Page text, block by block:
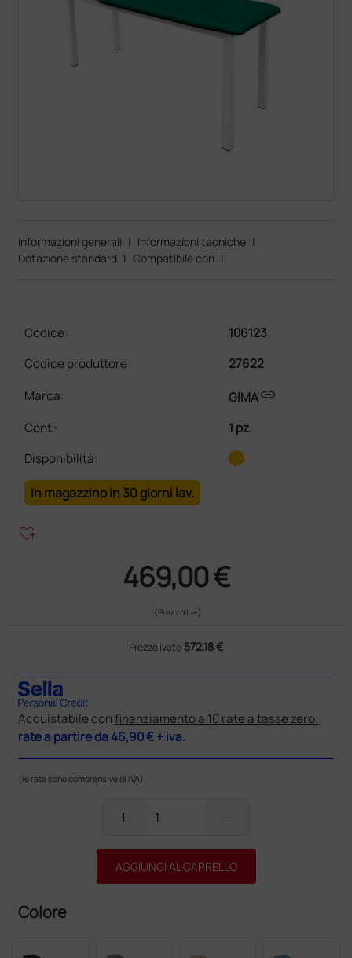
Informazioni generali | Informazioni tecniche |
Dotazione standard | Compatibile con |
Codice:
106123
Codice produttore
27622
Marca:
GIMAlink
Conf.:
1 pz.
Disponibilità:
In magazzino in 30 giorni lav.
heart_plus
469,00 €
(Prezzo i.e.)
Prezzo ivato 572,18 €
Acquistabile con finanziamento a 10 rate a tasse zero:
rate a partire da46,90 €+ iva.
(le rate sono comprensive di IVA)
add remove
AGGIUNGI AL CARRELLO
Colore